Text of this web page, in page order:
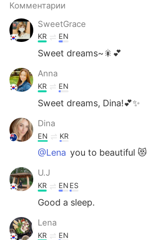
Türkçe
Português
Комментарии
SweetGrace
KR EN
Sweet dreams~🎇💕
Anna
KR EN
Sweet dreams, Dina!💕✨
Dina
EN KR
@Lena you to beautiful 😻
U.J
KR EN ES
Good a sleep.
Lena
KR EN